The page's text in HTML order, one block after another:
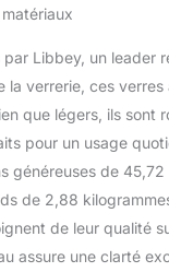
par Libbey, un leader
la verrerie, ces verres
que légers, ils sont
pour un usage
généreuses de
de 2,88
de leur qualité
assure une clarté